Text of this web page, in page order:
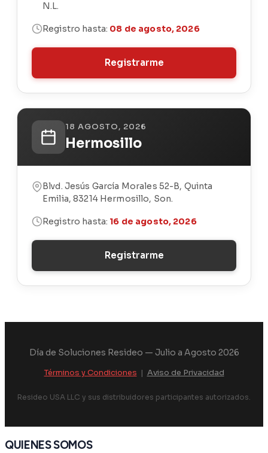
N.L.
Registro hasta: 08 de agosto, 2026
Registrarme
18 AGOSTO, 2026
Hermosillo
Blvd. Jesús García Morales 52-B, Quinta
Emilia, 83214 Hermosillo, Son.
Registro hasta: 16 de agosto, 2026
Registrarme
Día de Soluciones Resideo — Julio a Agosto 2026
Términos y Condiciones | Aviso de Privacidad
Resideo USA LLC y sus distribuidores participantes autorizados.
QUIENES SOMOS